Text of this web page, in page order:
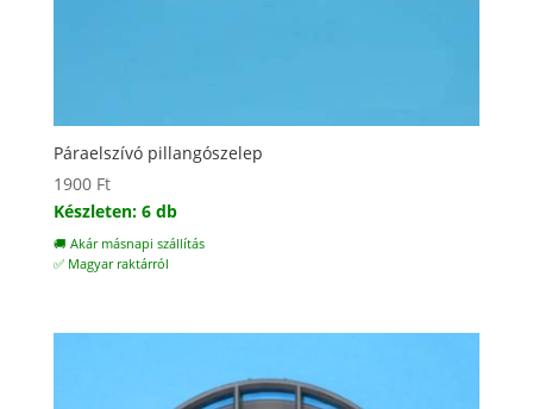
Páraelszívó pillangószelep
1900 Ft
Készleten: 6 db
🚚 Akár másnapi szállítás
✅ Magyar raktárról